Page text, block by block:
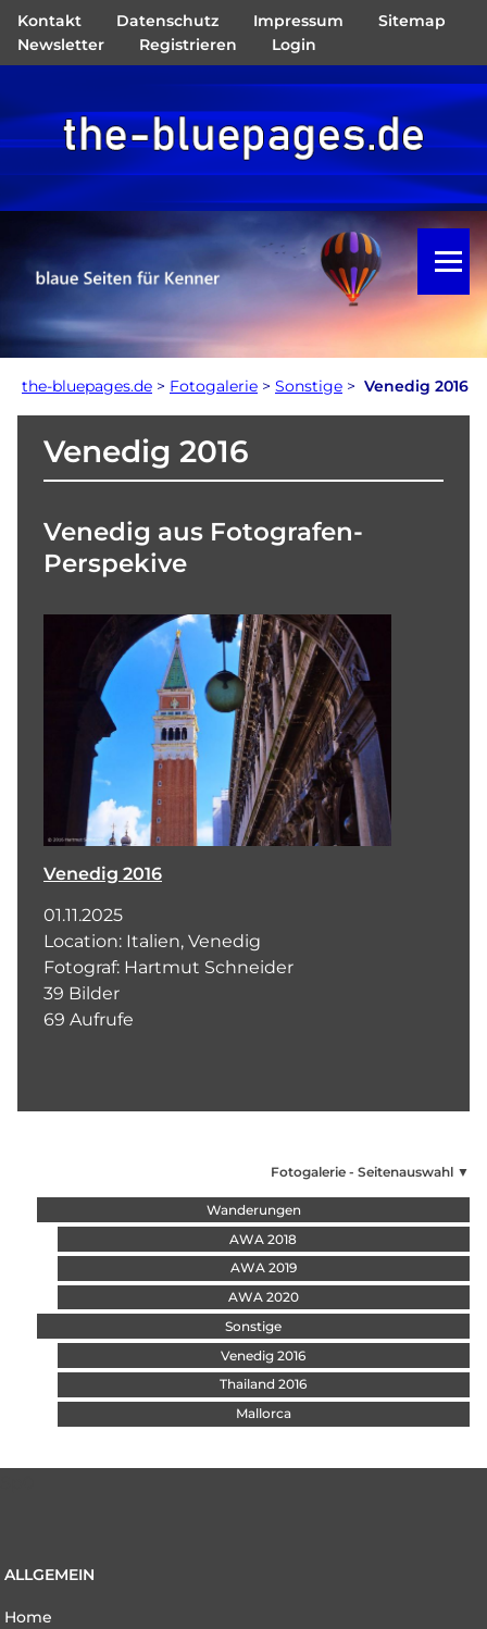
Navigation
überspringen
Kontakt Datenschutz Impressum
Sitemap
Newsletter
Registrieren Login
the-bluepages.de > Fotogalerie > Sonstige > Venedig 2016
Venedig 2016
Venedig aus Fotografen-
Perspekive
Venedig 2016
01.11.2025
Location: Italien, Venedig
Fotograf: Hartmut Schneider
39 Bilder
69 Aufrufe
Fotogalerie - Seitenauswahl ▼
Navigation überspringen
Wanderungen
AWA 2018
AWA 2019
AWA 2020
Sonstige
Venedig 2016
Thailand 2016
Mallorca
ALLGEMEIN
Navigation
Home